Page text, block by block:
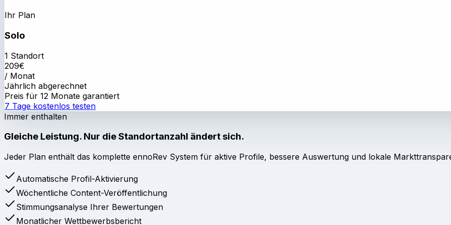
Ihr Plan
Solo
1 Standort
209€
/ Monat
Jährlich abgerechnet
Preis für 12 Monate garantiert
7 Tage kostenlos testen
Immer enthalten
Gleiche Leistung. Nur die Standortanzahl ändert sich.
Jeder Plan enthält das komplette ennoRev System für aktive Profile, bessere Auswertung und lokale
Automatische Profil-Aktivierung
Wöchentliche Content-Veröffentlichung
Stimmungsanalyse Ihrer Bewertungen
Monatlicher Wettbewerbsbericht